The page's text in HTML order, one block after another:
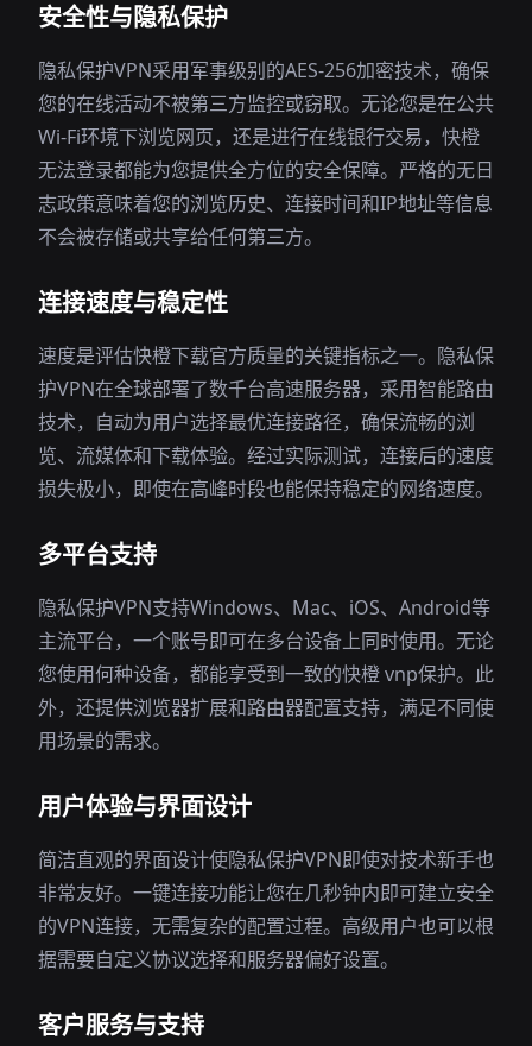
安全性与隐私保护
隐私保护VPN采用军事级别的AES-256加密技术，确保
您的在线活动不被第三方监控或窃取。无论您是在公共
Wi-Fi环境下浏览网页，还是进行在线银行交易，快橙
无法登录都能为您提供全方位的安全保障。严格的无日
志政策意味着您的浏览历史、连接时间和IP地址等信息
不会被存储或共享给任何第三方。
连接速度与稳定性
速度是评估快橙下载官方质量的关键指标之一。隐私保
护VPN在全球部署了数千台高速服务器，采用智能路由
技术，自动为用户选择最优连接路径，确保流畅的浏
览、流媒体和下载体验。经过实际测试，连接后的速度
损失极小，即使在高峰时段也能保持稳定的网络速度。
多平台支持
隐私保护VPN支持Windows、Mac、iOS、Android等
主流平台，一个账号即可在多台设备上同时使用。无论
您使用何种设备，都能享受到一致的快橙 vnp保护。此
外，还提供浏览器扩展和路由器配置支持，满足不同使
用场景的需求。
用户体验与界面设计
简洁直观的界面设计使隐私保护VPN即使对技术新手也
非常友好。一键连接功能让您在几秒钟内即可建立安全
的VPN连接，无需复杂的配置过程。高级用户也可以根
据需要自定义协议选择和服务器偏好设置。
客户服务与支持